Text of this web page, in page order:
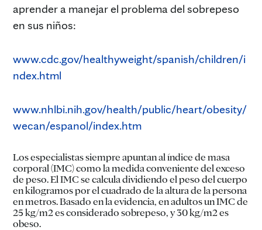
aprender a manejar el problema del sobrepeso
en sus niños:
www.cdc.gov/healthyweight/spanish/children/i
ndex.html
www.nhlbi.nih.gov/health/public/heart/obesity/
wecan/espanol/index.htm
Los especialistas siempre apuntan al índice de masa
corporal (IMC) como la medida conveniente del exceso
de peso. El IMC se calcula dividiendo el peso del cuerpo
en kilogramos por el cuadrado de la altura de la persona
en metros. Basado en la evidencia, en adultos un IMC de
25 kg/m2 es considerado sobrepeso, y 30 kg/m2 es
obeso.